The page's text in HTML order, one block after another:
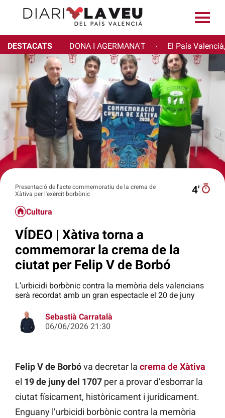
DESTACATS DONA I AGERMANA'T · El País
Presentació de l'acte commemoratiu de la crema de
Xàtiva per l'exèrcit borbònic
4′
Cultura
VÍDEO | Xàtiva torna a
commemorar la crema de la
ciutat per Felip V de Borbó
L’urbicidi borbònic contra la memòria dels valencians
serà recordat amb un gran espectacle el 20 de juny
Sebastià Carratalà
06/06/2026 21:30
Felip Vde Borbóva decretar la crema de Xàtiva
el 19 de juny del 1707 per a provar d’esborrar la
ciutat físicament, històricament i jurídicament.
Enguany l’urbicidi borbònic contra la memòria